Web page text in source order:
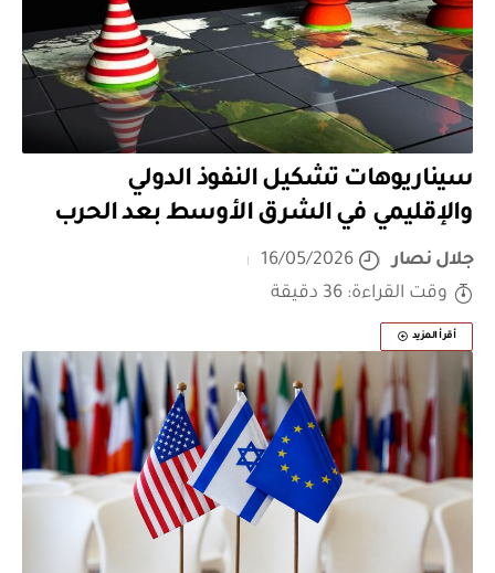
سيناريوهات تشكيل النفوذ الدولي
والإقليمي في الشرق الأوسط بعد الحرب
جلال نصار
16/05/2026
وقت القراءة: 36 دقيقة
أقرأ المزيد